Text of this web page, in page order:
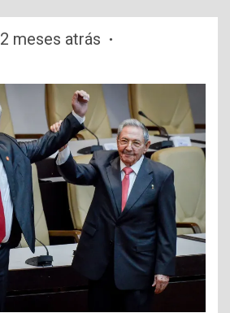
2 meses atrás